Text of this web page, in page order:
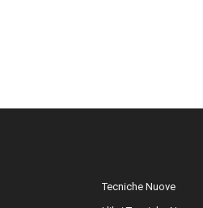
Tecniche Nuove